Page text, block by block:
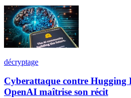
décryptage
Cyberattaque contre Hugging
OpenAI maîtrise son récit